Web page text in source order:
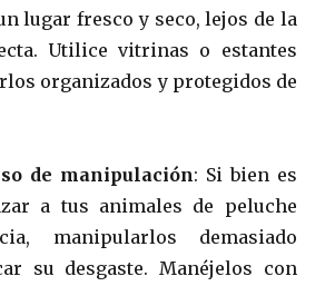
lugar fresco y seco, lejos de la
Utilice vitrinas o estantes
organizados y protegidos de
de manipulación: Si bien es
a tus animales de peluche
manipularlos demasiado
su desgaste. Manéjelos con